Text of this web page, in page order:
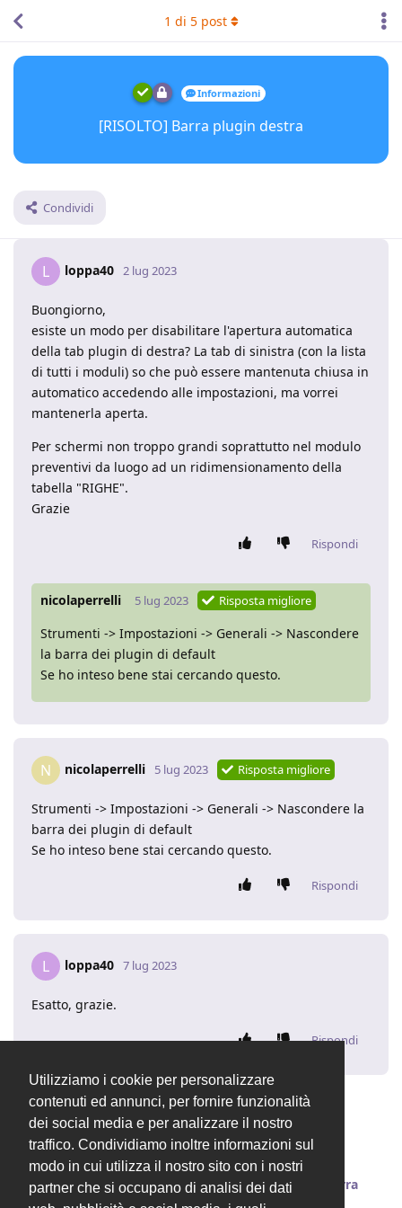
Utilizziamo i cookie per personalizzare
contenuti ed annunci, per fornire funzionalità
dei social media e per analizzare il nostro
traffico. Condividiamo inoltre informazioni sul
modo in cui utilizza il nostro sito con i nostri
partner che si occupano di analisi dei dati
Informazioni
[RISOLTO] Barra plugin destra
Condividi
1 di 5post
L loppa40 2 lug 2023
Buongiorno,
esiste un modo per disabilitare l'apertura automatica
della tab plugin di destra? La tab di sinistra (con la lista
di tutti i moduli) so che può essere mantenuta chiusa in
automatico accedendo alle impostazioni, ma vorrei
mantenerla aperta.
Per schermi non troppo grandi soprattutto nel modulo
preventivi da luogo ad un ridimensionamento della
tabella "RIGHE".
Grazie
Rispondi
nicolaperrelli 5 lug 2023 Risposta migliore
Strumenti -> Impostazioni -> Generali -> Nascondere
la barra dei plugin di default
Se ho inteso bene stai cercando questo.
N nicolaperrelli 5 lug 2023 Risposta migliore
Strumenti -> Impostazioni -> Generali -> Nascondere la
barra dei plugin di default
Se ho inteso bene stai cercando questo.
Rispondi
L loppa40 7 lug 2023
Esatto, grazie.
Rispondi
Valentinaha chiuso la discussione10 lug 2023
Valentina ha cambiato il titolo in[RISOLTO] Barra
plugin destra 10 lug 2023.